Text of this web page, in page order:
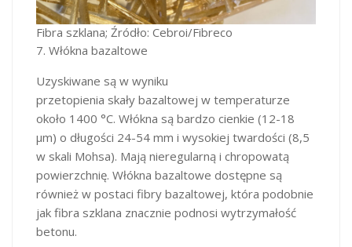
Fibra szklana; Źródło: Cebroi/Fibreco
7. Włókna bazaltowe
Uzyskiwane są w wyniku
przetopienia skały bazaltowej w temperaturze
około 1400 °C. Włókna są bardzo cienkie (12-18
μm) o długości 24-54 mm i wysokiej twardości (8,5
w skali Mohsa). Mają nieregularną i chropowatą
powierzchnię. Włókna bazaltowe dostępne są
również w postaci fibry bazaltowej, która podobnie
jak fibra szklana znacznie podnosi wytrzymałość
betonu.